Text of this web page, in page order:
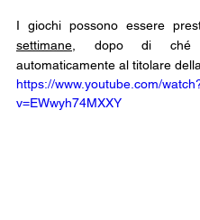
I giochi possono essere
settimane , dopo di ché
automaticamente al titolare
https://www.youtube.com/
v=EWwyh74MXXY